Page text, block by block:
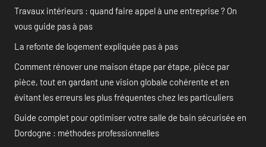
Travaux intérieurs : quand faire appel à une entreprise ? On
vous guide pas à pas
La refonte de logement expliquée pas à pas
Comment rénover une maison étape par étape, pièce par
pièce, tout en gardant une vision globale cohérente et en
évitant les erreurs les plus fréquentes chez les particuliers
Guide complet pour optimiser votre salle de bain sécurisée en
Dordogne : méthodes professionnelles